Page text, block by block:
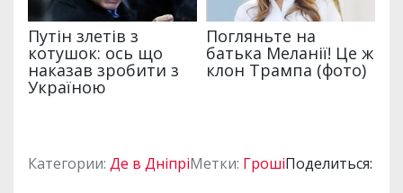
Категории: Де в ДніпріМетки: ГрошіПоделиться: